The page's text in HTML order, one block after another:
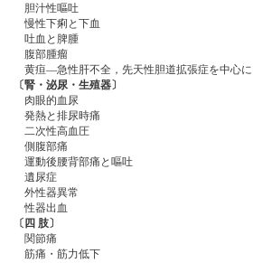
胆汁性嘔吐
慢性下痢と下血
吐血と脾腫
腹部腫瘤
黄疸―急性肝不全，先天性胆道拡張症を中心に
〔腎・泌尿・生殖器〕
肉眼的血尿
発熱と排尿時痛
二次性高血圧
側腹部痛
運動後腰背部痛と嘔吐
遺尿症
外性器異常
性器出血
〔四 肢〕
関節痛
筋痛・筋力低下